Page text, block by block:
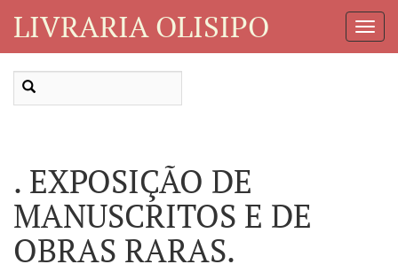
LIVRARIA OLISIPO
. EXPOSIÇÃO DE
MANUSCRITOS E DE
OBRAS RARAS.